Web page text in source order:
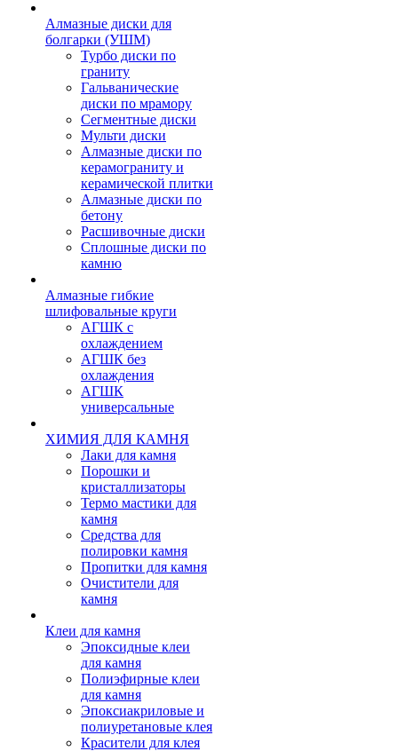
Алмазные диски для
болгарки (УШМ)
Турбо диски по
граниту
Гальванические
диски по мрамору
Сегментные диски
Мульти диски
Алмазные диски по
керамограниту и
керамической плитки
Алмазные диски по
бетону
Расшивочные диски
Сплошные диски по
камню
Алмазные гибкие
шлифовальные круги
АГШК с
охлаждением
АГШК без
охлаждения
АГШК
универсальные
ХИМИЯ ДЛЯ КАМНЯ
Лаки для камня
Порошки и
кристаллизаторы
Термо мастики для
камня
Средства для
полировки камня
Пропитки для камня
Очистители для
камня
Клеи для камня
Эпоксидные клеи
для камня
Полиэфирные клеи
для камня
Эпоксиакриловые и
полиуретановые клея
Красители для клея